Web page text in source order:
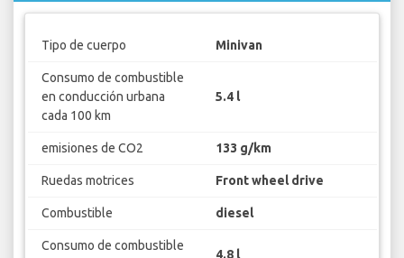
Tipo de cuerpo Minivan
Consumo de combustible
en conducción urbana
cada 100 km
5.4 l
emisiones de CO2 133 g/km
Ruedas motrices Front wheel drive
Combustible diesel
Consumo de combustible
4.8 l